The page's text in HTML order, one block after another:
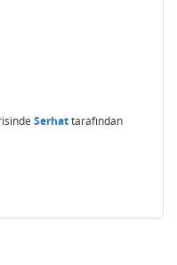
Serhattarafından